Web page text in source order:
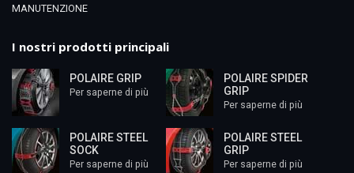
MANUTENZIONE
I nostri prodotti principali
POLAIRE GRIP
Per saperne di più
POLAIRE SPIDER
GRIP
Per saperne di più
POLAIRE STEEL
SOCK
Per saperne di più
POLAIRE STEEL
GRIP
Per saperne di più